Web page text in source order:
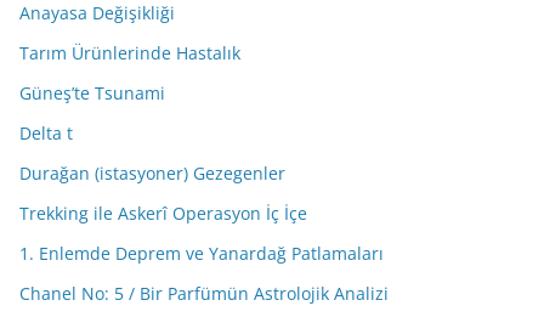
Anayasa Değişikliği
Tarım Ürünlerinde Hastalık
Güneş’te Tsunami
Delta t
Durağan (istasyoner) Gezegenler
Trekking ile Askerî Operasyon İç İçe
1. Enlemde Deprem ve Yanardağ Patlamaları
Chanel No: 5 / Bir Parfümün Astrolojik Analizi